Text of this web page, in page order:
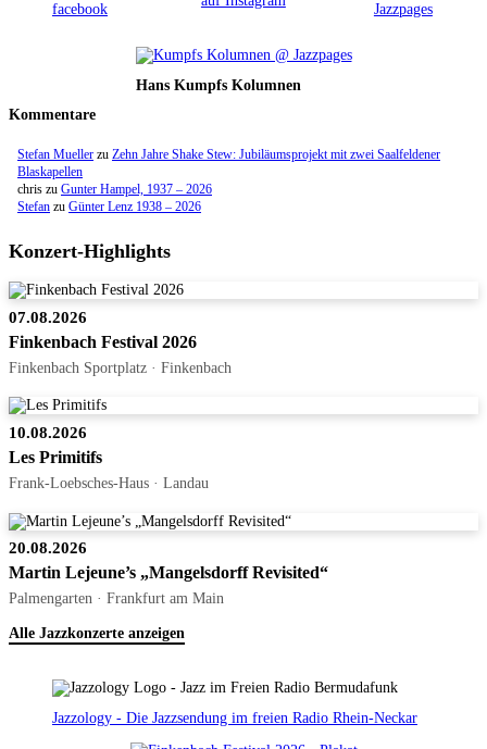
Hans Kumpfs Kolumnen
Kommentare
Stefan Mueller zu Zehn Jahre Shake Stew: Jubiläumsprojekt mit zwei Saalfeldener
Blaskapellen
chris zu Gunter Hampel, 1937 – 2026
Stefan zu Günter Lenz 1938 – 2026
Konzert-Highlights
07.08.2026
Finkenbach Festival 2026
Finkenbach Sportplatz · Finkenbach
10.08.2026
Les Primitifs
Frank-Loebsches-Haus · Landau
20.08.2026
Martin Lejeune’s „Mangelsdorff Revisited“
Palmengarten · Frankfurt am Main
Alle Jazzkonzerte anzeigen
Jazzology - Die Jazzsendung im freien Radio Rhein-Neckar